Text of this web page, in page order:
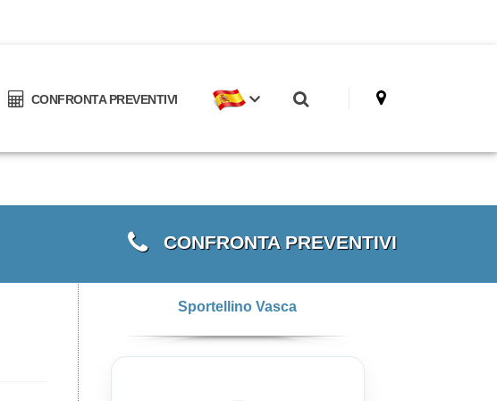
CONFRONTA PREVENTIVI
CONFRONTA PREVENTIVI
Sportellino Vasca